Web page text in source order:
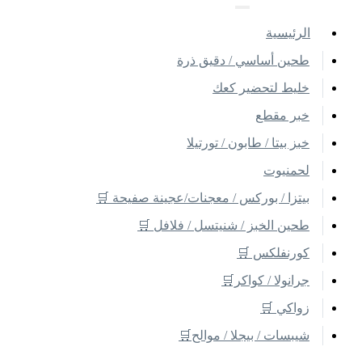
اﻟﺮﺋﻴﺴﻴﺔ
طحين أساسي / دقيق ذرة
خليط لتحضير كعك
خبر مقطع
خبز بيتا / طابون / تورتيلا
لحمنيوت
بيتزا / بوركس / معجنات/عجينة صفيحة 🛒
طحين الخبز / شنيتسل / فلافل 🛒
كورنفلكس 🛒
جرانولا / كواكر🛒
زواكي 🛒
شيبسات / بيجلا / موالح🛒